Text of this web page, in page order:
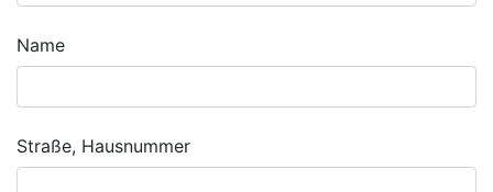
Name
Straße, Hausnummer